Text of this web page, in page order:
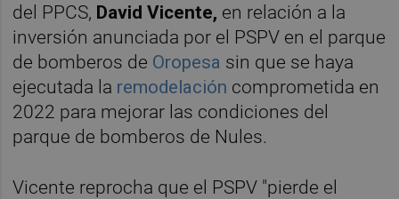
del PPCS, David Vicente, en relación a la
inversión anunciada por el PSPV en el parque
de bomberos de Oropesa sin que se haya
ejecutada la remodelación comprometida en
2022 para mejorar las condiciones del
parque de bomberos de Nules.
Vicente reprocha que el PSPV "pierde el